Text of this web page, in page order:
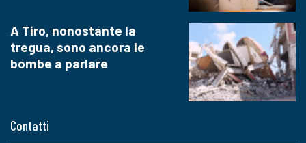
Contatti
A Tiro, nonostante la
tregua, sono ancora le
bombe a parlare